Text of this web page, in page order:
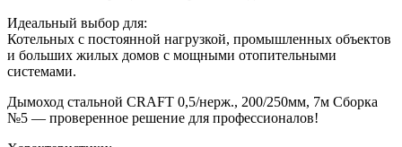
Идеальный выбор для:
Котельных с постоянной нагрузкой, промышленных объектов
и больших жилых домов с мощными отопительными
системами.
Дымоход стальной CRAFT 0,5/нерж., 200/250мм, 7м Сборка
№5 — проверенное решение для профессионалов!